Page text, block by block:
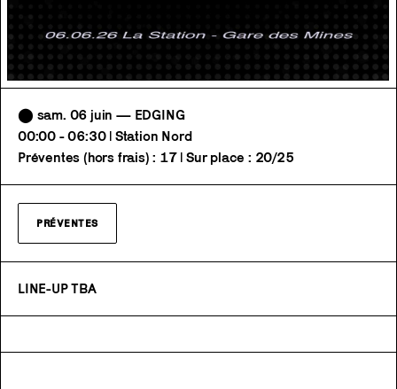
⬤ sam. 06 juin — EDGING
00:00 - 06:30 | Station Nord
Préventes (hors frais) : 17 | Sur place : 20/25
PRÉVENTES
LINE-UP TBA